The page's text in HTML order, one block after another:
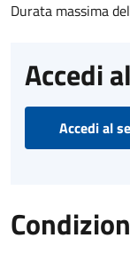
Durata massima
Accedi
Accedi al